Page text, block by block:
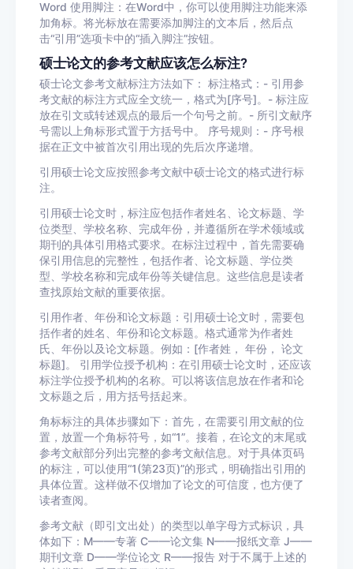
Word 使用脚注：在Word中，你可以使用脚注功能来添
加角标。将光标放在需要添加脚注的文本后，然后点
击“引用”选项卡中的“插入脚注”按钮。
硕士论文的参考文献应该怎么标注?
硕士论文参考文献标注方法如下： 标注格式：- 引用参
考文献的标注方式应全文统一，格式为[序号]。- 标注应
放在引文或转述观点的最后一个句号之前。- 所引文献序
号需以上角标形式置于方括号中。 序号规则：- 序号根
据在正文中被首次引用出现的先后次序递增。
引用硕士论文应按照参考文献中硕士论文的格式进行标
注。
引用硕士论文时，标注应包括作者姓名、论文标题、学
位类型、学校名称、完成年份，并遵循所在学术领域或
期刊的具体引用格式要求。在标注过程中，首先需要确
保引用信息的完整性，包括作者、论文标题、学位类
型、学校名称和完成年份等关键信息。这些信息是读者
查找原始文献的重要依据。
引用作者、年份和论文标题：引用硕士论文时，需要包
括作者的姓名、年份和论文标题。格式通常为作者姓
氏、年份以及论文标题。例如：[作者姓， 年份， 论文
标题]。 引用学位授予机构：在引用硕士论文时，还应该
标注学位授予机构的名称。可以将该信息放在作者和论
文标题之后，用方括号括起来。
角标标注的具体步骤如下：首先，在需要引用文献的位
置，放置一个角标符号，如“1”。接着，在论文的末尾或
参考文献部分列出完整的参考文献信息。对于具体页码
的标注，可以使用“1(第23页)”的形式，明确指出引用的
具体位置。这样做不仅增加了论文的可信度，也方便了
读者查阅。
参考文献（即引文出处）的类型以单字母方式标识，具
体如下：M——专著 C——论文集 N——报纸文章 J——
期刊文章 D——学位论文 R——报告 对于不属于上述的